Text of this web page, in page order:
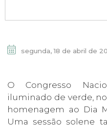
segunda, 18 de abril de
O Congresso
iluminado de verde,
homenagem ao Dia
Uma sessão solene